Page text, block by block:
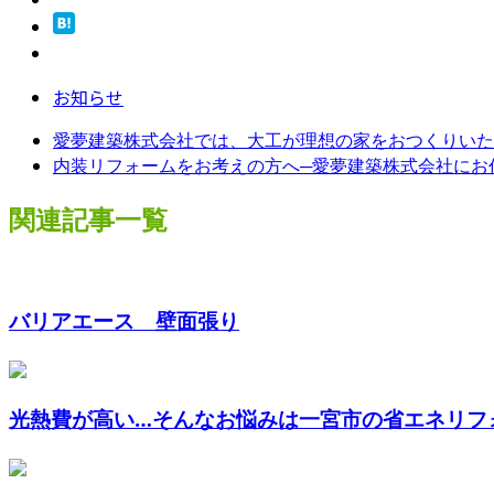
お知らせ
愛夢建築株式会社では、大工が理想の家をおつくりいた
内装リフォームをお考えの方へ─愛夢建築株式会社にお
関連記事一覧
バリアエース 壁面張り
光熱費が高い…そんなお悩みは一宮市の省エネリフ